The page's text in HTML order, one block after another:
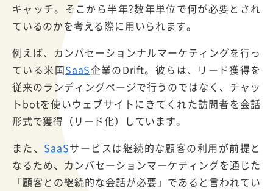
キャッチ。そこから半年?数年単位で何が必要とされ
ているのかを考える際に用いられます。
例えば、カンバセーションナルマーケティングを行っ
ている米国SaaS企業のDrift。彼らは、リード獲得を
従来のランディングページで行うのではなく、チャッ
トbotを使いウェブサイトにきてくれた訪問者を会話
形式で獲得（リード化）しています。
また、 SaaSサービスは継続的な顧客の利用が前提と
なるため、カンバセーションマーケティングを通じた
「顧客との継続的な会話が必要」であると言われてい